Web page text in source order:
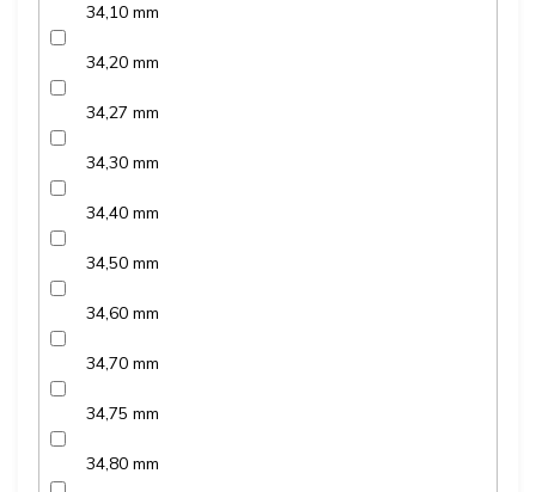
34,10 mm
34,20 mm
34,27 mm
34,30 mm
34,40 mm
34,50 mm
34,60 mm
34,70 mm
34,75 mm
34,80 mm